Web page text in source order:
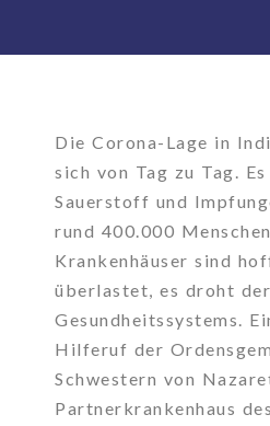
Die Corona-Lage in
sich von Tag zu Tag.
Sauerstoff und
rund 400.000
Krankenhäuser sind
überlastet, es droht
Gesundheitssystems.
Hilferuf der
Schwestern von
Partnerkrankenhaus